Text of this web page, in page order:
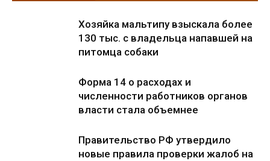
Хозяйка мальтипу взыскала более
130 тыс. с владельца напавшей на
питомца собаки
Форма 14 о расходах и
численности работников органов
власти стала объемнее
Правительство РФ утвердило
новые правила проверки жалоб на